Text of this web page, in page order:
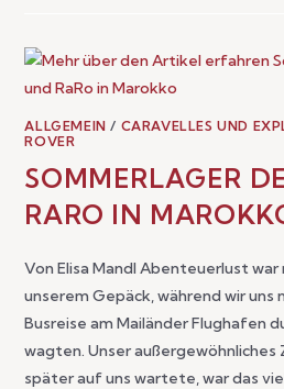
ALLGEMEIN / CARAVELLES UND
ROVER
SOMMERLAGER
RARO IN
Von Elisa Mandl Abenteuerlust war
unserem Gepäck, während wir uns
Busreise am Mailänder Flughafen
wagten. Unser außergewöhnliches
später auf uns wartete, war das